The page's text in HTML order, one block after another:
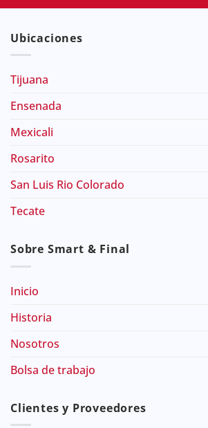
Ubicaciones
Tijuana
Ensenada
Mexicali
Rosarito
San Luis Rio Colorado
Tecate
Sobre Smart & Final
Inicio
Historia
Nosotros
Bolsa de trabajo
Clientes y Proveedores